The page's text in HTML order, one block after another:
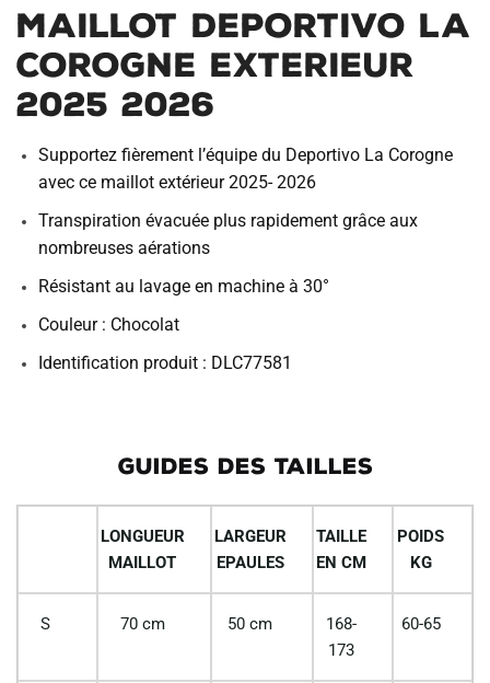
Maillot Deportivo La
Corogne Exterieur
2025 2026
Supportez fièrement l’équipe du Deportivo La Corogne
avec ce maillot extérieur 2025- 2026
Transpiration évacuée plus rapidement grâce aux
nombreuses aérations
Résistant au lavage en machine à 30°
Couleur : Chocolat
Identification produit : DLC77581
GUIDES DES TAILLES
LONGUEUR
MAILLOT
LARGEUR
EPAULES
TAILLE
EN CM
POIDS
KG
S 70 cm 50 cm
168-
173
60-65